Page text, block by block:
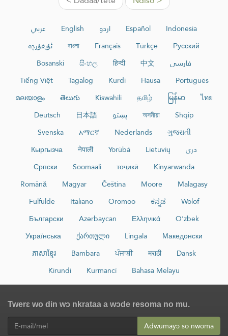
عربي English اردو Español
Indonesia
ئۇيغۇرچە
বাংলা Français Türkçe
Русский
Bosanski
සිංහල हिन्दी 中文
فارسی
Tiếng Việt
Tagalog Kurdî Hausa
Português
മലയാളം
తెలుగు Kiswahili தமிழ் မြန်မာ
ไทย
Deutsch
日本語 پښتو অসমীয়া
Shqip
Svenska
አማርኛ Nederlands
ગુજરાતી
Кыргызча
नेपाली Yorùbá Lietuvių
دری
Српски
Soomaali тоҷикӣ
Kinyarwanda
Română
Magyar Čeština Moore
Malagasy
Fulfulde
Italiano Oromoo ಕನ್ನಡ
Wolof
Български
Azərbaycan Ελληνικά
O‘zbek
Українська
ქართული Lingala
Македонски
ភាសាខ្មែរ
Bambara ਪੰਜਾਬੀ मराठी
Dansk
Kirundi
Kurmancî Bahasa Melayu
Twerɛ wo din wɔ nkrataa a wɔde resoma no mu.
Adwumayɔ so nwoma